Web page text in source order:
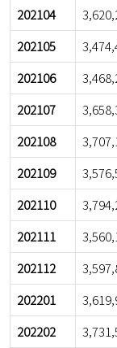
202104
202105
202106
202107
202108
202109
202110
202111
202112
202201
202202